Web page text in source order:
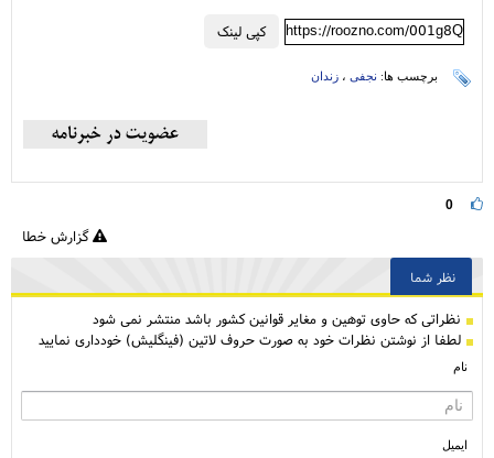
کپی لینک https://roozno.com/001g8Q
برچسب ها: نجفی ، زندان
0
گزارش خطا
نظر شما
نظراتی كه حاوی توهین و مغایر قوانین کشور باشد منتشر نمی شود
لطفا از نوشتن نظرات خود به صورت حروف لاتین (فینگلیش) خودداری نمایید
نام
ایمیل